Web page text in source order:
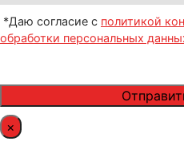
*Даю согласие с политикой
обработки персональных
×